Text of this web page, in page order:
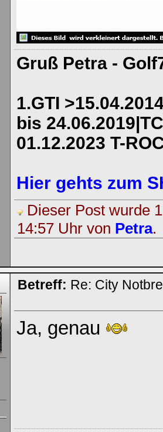
Gruß Petra -
1.GTI
bis
01.12.2023 T-
Hier gehts zum
Dieser Post wurde
14:57 Uhr von Petra.
Betreff: Re: City
Ja, genau